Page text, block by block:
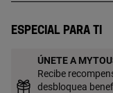
Especial para ti
ÚNETE A
Recibe
desbloquea